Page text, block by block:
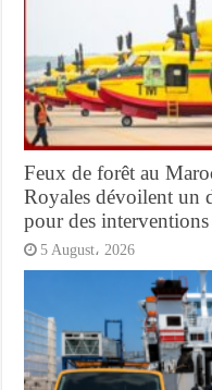
Feux de forêt au
Royales dévoilent un
pour des interventions
5 August، 2026